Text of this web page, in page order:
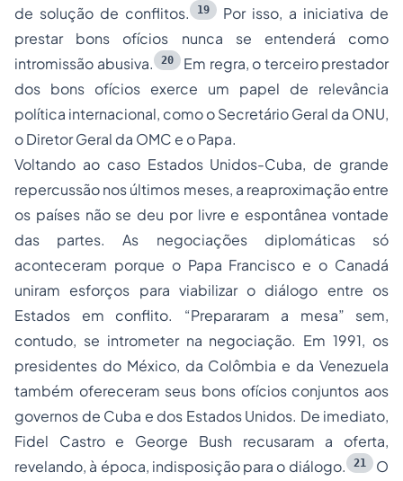
de solução de conflitos.
19
Por isso, a iniciativa de
prestar bons ofícios nunca se entenderá como
intromissão abusiva.
20 Em regra, o terceiro prestador
dos bons ofícios exerce um papel de relevância
política internacional, como o Secretário Geral da ONU,
o Diretor Geral da OMC e o Papa.
Voltando ao caso Estados Unidos-Cuba, de grande
repercussão nos últimos meses, a reaproximação entre
os países não se deu por livre e espontânea vontade
das partes. As negociações diplomáticas só
aconteceram porque o Papa Francisco e o Canadá
uniram esforços para viabilizar o diálogo entre os
Estados em conflito. “Prepararam a mesa” sem,
contudo, se intrometer na negociação. Em 1991, os
presidentes do México, da Colômbia e da Venezuela
também ofereceram seus bons ofícios conjuntos aos
governos de Cuba e dos Estados Unidos. De imediato,
Fidel Castro e George Bush recusaram a oferta,
revelando, à época, indisposição para o diálogo.
21
O